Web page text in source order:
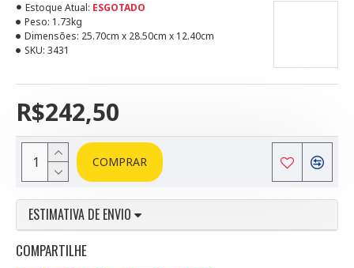
R$242,50
Estoque Atual: ESGOTADO
Peso: 1.73kg
Dimensões: 25.70cm x 28.50cm x 12.40cm
SKU: 3431
COMPRAR
ESTIMATIVA DE ENVIO
COMPARTILHE